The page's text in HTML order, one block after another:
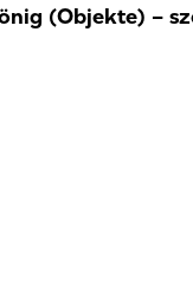
(Objekte) –